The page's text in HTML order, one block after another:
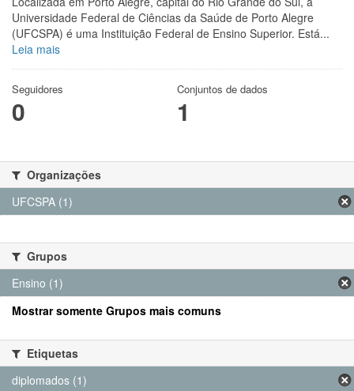
Universidade Federal de Ciências da Saúde de Porto Alegre
(UFCSPA) é uma Instituição Federal de Ensino Superior. Está...
Leia mais
Seguidores
0
Conjuntos de dados
1
Organizações
UFCSPA (1)
Grupos
Ensino (1)
Mostrar somente Grupos mais comuns
Etiquetas
diplomados (1)